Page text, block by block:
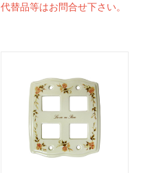
代替品等はお問合せ下さい。